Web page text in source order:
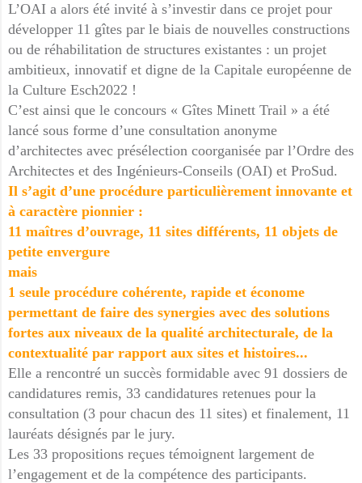
L’OAI a alors été invité à s’investir dans ce projet pour
développer 11 gîtes par le biais de nouvelles constructions
ou de réhabilitation de structures existantes : un projet
ambitieux, innovatif et digne de la Capitale européenne de
la Culture Esch2022 !
C’est ainsi que le concours « Gîtes Minett Trail » a été
lancé sous forme d’une consultation anonyme
d’architectes avec présélection coorganisée par l’Ordre des
Architectes et des Ingénieurs-Conseils (OAI) et ProSud.
Il s’agit d’une procédure particulièrement innovante et
à caractère pionnier :
11 maîtres d’ouvrage, 11 sites différents, 11 objets de
petite envergure
mais
1 seule procédure cohérente, rapide et économe
permettant de faire des synergies avec des solutions
fortes aux niveaux de la qualité architecturale, de la
contextualité par rapport aux sites et histoires...
Elle a rencontré un succès formidable avec 91 dossiers de
candidatures remis, 33 candidatures retenues pour la
consultation (3 pour chacun des 11 sites) et finalement, 11
lauréats désignés par le jury.
Les 33 propositions reçues témoignent largement de
l’engagement et de la compétence des participants.